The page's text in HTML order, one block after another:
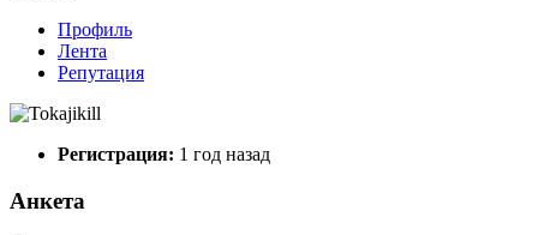
Профиль
Лента
Репутация
Регистрация: 1 год назад
Анкета